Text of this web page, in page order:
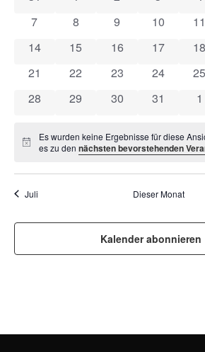
VON
VERANSTALTUNGEN
0 Veranstaltungen
7 0 Veranstaltungen
8 0 Veranstaltungen
9 0
10 0
11
0 Veranstaltungen
14 0 Veranstaltungen
15 0 Veranstaltungen
16 0
17 0
18
0 Veranstaltungen
21 0 Veranstaltungen
22 0 Veranstaltungen
23 0
24 0
25
0 Veranstaltungen
28 0 Veranstaltungen
29 0 Veranstaltungen
30 0
31 1
Hinweis
Es wurden keine Ergebnisse für diese
es zu dennächsten bevorstehenden
Juli Dieser Monat
Kalender abonnieren